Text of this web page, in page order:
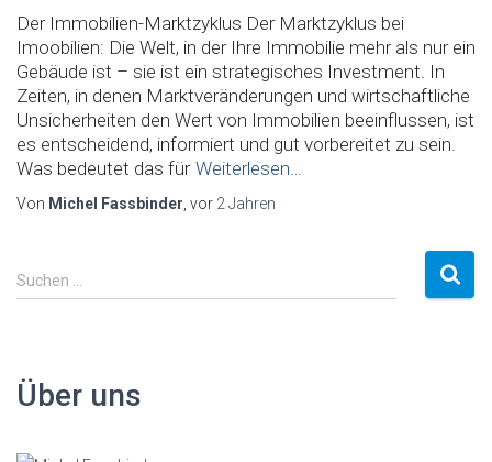
Der Immobilien-Marktzyklus Der Marktzyklus bei
Imoobilien: Die Welt, in der Ihre Immobilie mehr als nur ein
Gebäude ist – sie ist ein strategisches Investment. In
Zeiten, in denen Marktveränderungen und wirtschaftliche
Unsicherheiten den Wert von Immobilien beeinflussen, ist
es entscheidend, informiert und gut vorbereitet zu sein.
Was bedeutet das für Weiterlesen…
Von Michel Fassbinder , vor 2 Jahren
S
u
Suchen …
Über uns